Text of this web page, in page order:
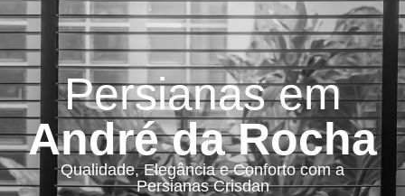
Persianas em
André da Rocha
Qualidade, Elegância e Conforto com a
Persianas Crisdan